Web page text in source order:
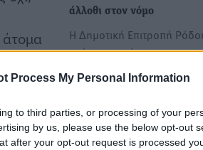
Process My Personal Information
to third parties, or processing of your
by us, please use the below opt-out
after your opt-out request is processed
άτομα
άλλοθι στον νόμο
Η Δημοτική Επιτροπή
ενέκρινε ομόφωνα την
ναυαγοσωστικές…
Πέντε έδρες, πέντε
μια Νέα Δημοκρατία που